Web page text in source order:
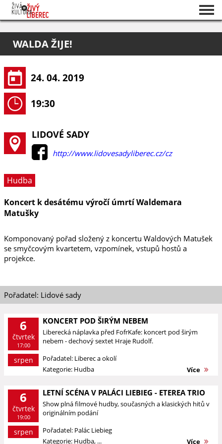
O projektu
Pořadatelé
WALDA ŽIJE!
24. 04. 2019
19:30
LIDOVÉ SADY
http://www.lidovesadyliberec.cz/cz
Hudba
Koncert k desátému výročí úmrtí Waldemara
Matušky
Komponovaný pořad složený z koncertu Waldových Matušek
se smyčcovým kvartetem, vzpomínek, vstupů hostů a
projekce.
Pořadatel: Lidové sady
6
čtvrtek
17:00
srpen
KONCERT POD ŠIRÝM NEBEM
Liberecká náplavka před FofrKafe: koncert pod širým
nebem - dechový sextet Hraje Rudolf.
Pořadatel: Liberec a okolí
Kategorie: Hudba
Více
6
čtvrtek
19:00
srpen
LETNÍ SCÉNA V PALÁCI LIEBIEG - ETEREA TRIO
Show plná filmové hudby, současných a klasických hitů v
originálním podání
Pořadatel: Palác Liebieg
Kategorie: Hudba, ...
Více